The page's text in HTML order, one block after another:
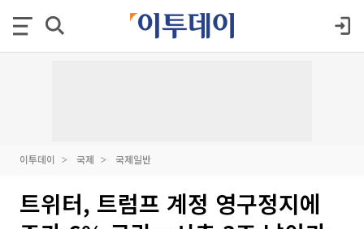
이투데이 국제 국제일반
트위터, 트럼프 계정 영구정지에